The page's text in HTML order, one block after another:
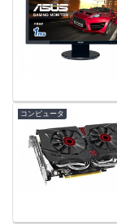
コンピュータ